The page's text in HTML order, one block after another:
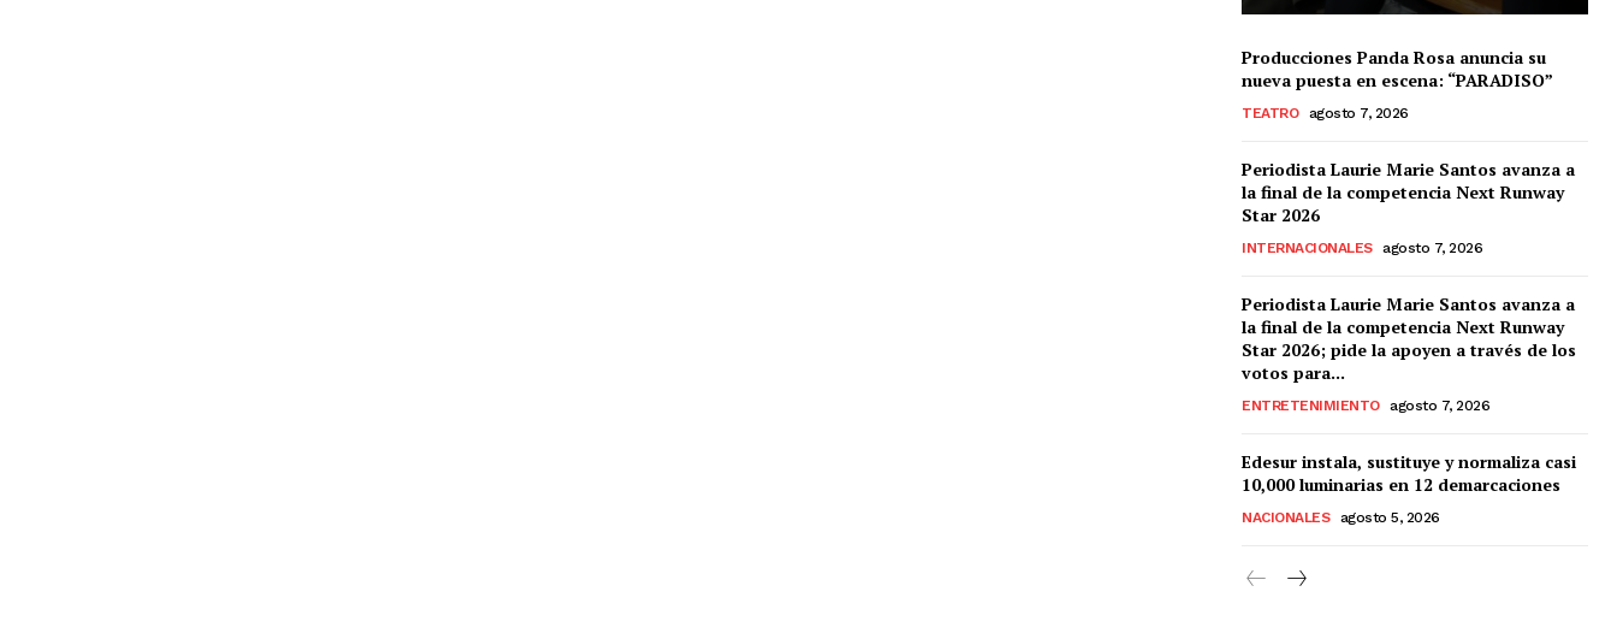
Producciones Panda Rosa anuncia su
nueva puesta en escena: “PARADISO”
TEATRO agosto 7, 2026
Periodista Laurie Marie Santos avanza a
la final de la competencia Next Runway
Star 2026
INTERNACIONALES agosto 7, 2026
Periodista Laurie Marie Santos avanza a
la final de la competencia Next Runway
Star 2026; pide la apoyen a través de los
votos para...
ENTRETENIMIENTO agosto 7, 2026
Edesur instala, sustituye y normaliza casi
10,000 luminarias en 12 demarcaciones
NACIONALES agosto 5, 2026